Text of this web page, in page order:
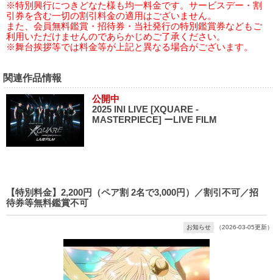
※特別興行につきどなた様も均一料金です。サービスデー・割
引券を含む一切の割引料金の適用はございません。
また、会員無料鑑賞・招待券・当社発行の特別鑑賞券などもご
利用いただけませんのであらかじめご了承ください。
※舞台挨拶等では料金等が上記と異なる場合がございます。
関連作品情報
公開中
2025 INI LIVE [XQUARE -
MASTERPIECE] ーLIVE FILM
【特別料金】2,200円（ペア割 2名で3,000円）／割引不可／招
待券等無料鑑賞不可
お知らせ （2026-03-05更新）